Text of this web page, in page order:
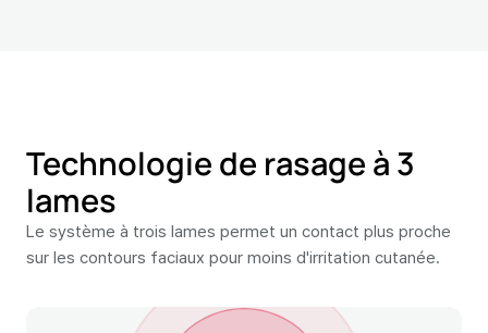
Technologie de rasage à 3
lames
Le système à trois lames permet un contact plus proche
sur les contours faciaux pour moins d'irritation cutanée.